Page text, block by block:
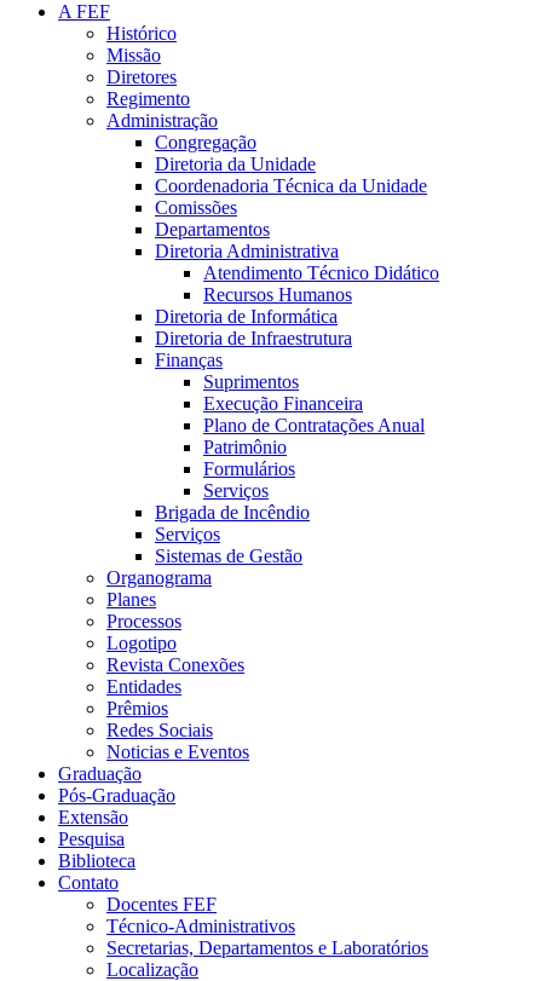
A FEF
Histórico
Missão
Diretores
Regimento
Administração
Congregação
Diretoria da Unidade
Coordenadoria Técnica da Unidade
Comissões
Departamentos
Diretoria Administrativa
Atendimento Técnico Didático
Recursos Humanos
Diretoria de Informática
Diretoria de Infraestrutura
Finanças
Suprimentos
Execução Financeira
Plano de Contratações Anual
Patrimônio
Formulários
Serviços
Brigada de Incêndio
Serviços
Sistemas de Gestão
Organograma
Planes
Processos
Logotipo
Revista Conexões
Entidades
Prêmios
Redes Sociais
Noticias e Eventos
Graduação
Pós-Graduação
Extensão
Pesquisa
Biblioteca
Contato
Docentes FEF
Técnico-Administrativos
Secretarias, Departamentos e Laboratórios
Localização